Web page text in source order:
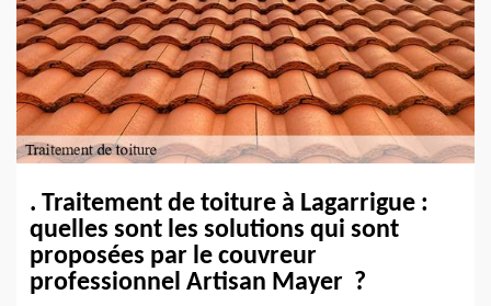
. Traitement de toiture à Lagarrigue :
quelles sont les solutions qui sont
proposées par le couvreur
professionnel Artisan Mayer ?